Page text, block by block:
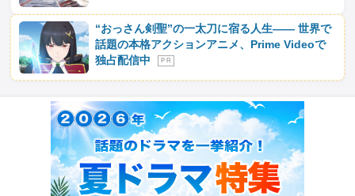
“おっさん剣聖”の一太刀に宿る人生―― 世界で
話題の本格アクションアニメ、Prime Videoで
独占配信中
P R